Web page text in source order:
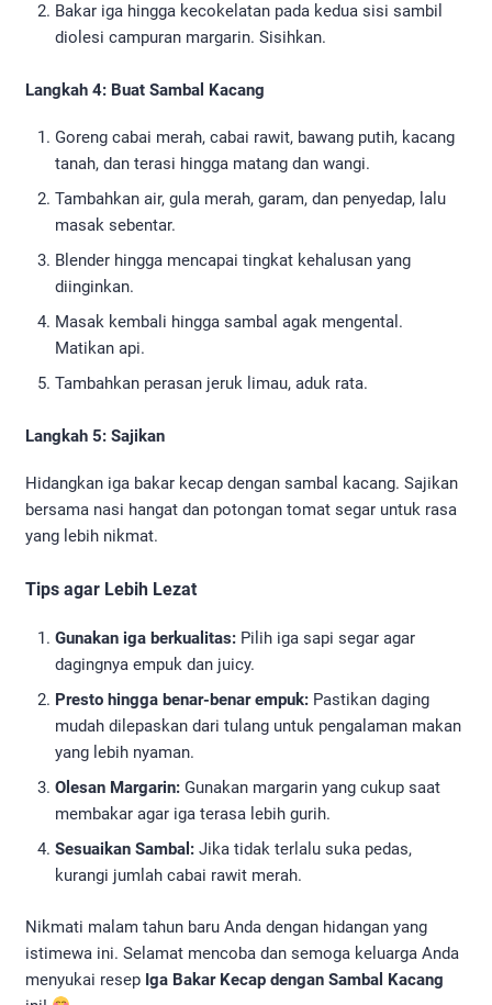
Bakar iga hingga kecokelatan pada kedua sisi sambil
diolesi campuran margarin. Sisihkan.
Langkah 4: Buat Sambal Kacang
Goreng cabai merah, cabai rawit, bawang putih, kacang
tanah, dan terasi hingga matang dan wangi.
Tambahkan air, gula merah, garam, dan penyedap, lalu
masak sebentar.
Blender hingga mencapai tingkat kehalusan yang
diinginkan.
Masak kembali hingga sambal agak mengental.
Matikan api.
Tambahkan perasan jeruk limau, aduk rata.
Langkah 5: Sajikan
Hidangkan iga bakar kecap dengan sambal kacang. Sajikan
bersama nasi hangat dan potongan tomat segar untuk rasa
yang lebih nikmat.
Tips agar Lebih Lezat
Gunakan iga berkualitas: Pilih iga sapi segar agar
dagingnya empuk dan juicy.
Presto hingga benar-benar empuk: Pastikan daging
mudah dilepaskan dari tulang untuk pengalaman makan
yang lebih nyaman.
Olesan Margarin: Gunakan margarin yang cukup saat
membakar agar iga terasa lebih gurih.
Sesuaikan Sambal: Jika tidak terlalu suka pedas,
kurangi jumlah cabai rawit merah.
Nikmati malam tahun baru Anda dengan hidangan yang
istimewa ini. Selamat mencoba dan semoga keluarga Anda
menyukai resep Iga Bakar Kecap dengan Sambal Kacang